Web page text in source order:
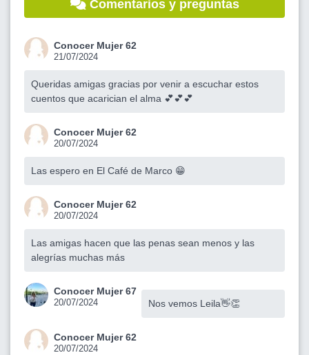
Comentarios y preguntas
Conocer Mujer 62
21/07/2024
Queridas amigas gracias por venir a escuchar estos
cuentos que acarician el alma 💕💕💕
Conocer Mujer 62
20/07/2024
Las espero en El Café de Marco 😁
Conocer Mujer 62
20/07/2024
Las amigas hacen que las penas sean menos y las
alegrías muchas más
Conocer Mujer 67
20/07/2024 Nos vemos Leila👋👏
Conocer Mujer 62
20/07/2024